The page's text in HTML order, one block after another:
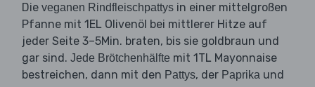
Die veganen Rindfleischpattys in einer mittelgroßen
Pfanne mit 1EL Olivenöl bei mittlerer Hitze auf
jeder Seite 3–5Min. braten, bis sie goldbraun und
gar sind. Jede Brötchenhälfte mit 1TL Mayonnaise
bestreichen, dann mit den Pattys, der Paprika und